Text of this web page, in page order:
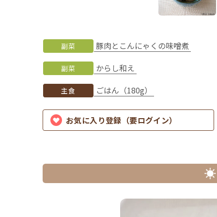
副菜 豚肉とこんにゃくの味噌煮
副菜 からし和え
主食 ごはん（180g）
お気に入り登録（要ログイン）